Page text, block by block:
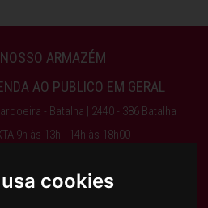
cookies
ARMAZÉM
AO PUBLICO EM GERAL
- Batalha | 2440 - 386 Batalha
9h às 13h - 14h às 18h00